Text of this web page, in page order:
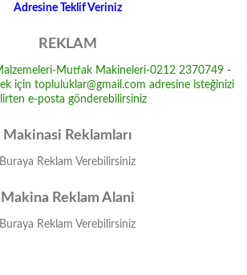
Adresine Teklif Veriniz
REKLAM
Makinasi Reklamları
Buraya Reklam Verebilirsiniz
Makina Reklam Alani
Buraya Reklam Verebilirsiniz